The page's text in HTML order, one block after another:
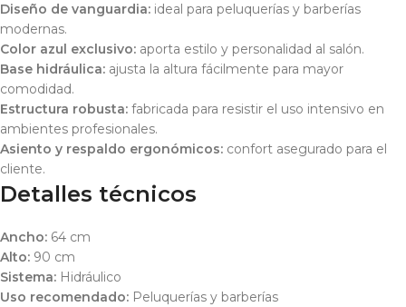
Diseño de vanguardia: ideal para peluquerías y barberías
modernas.
Color azul exclusivo: aporta estilo y personalidad al salón.
Base hidráulica: ajusta la altura fácilmente para mayor
comodidad.
Estructura robusta: fabricada para resistir el uso intensivo en
ambientes profesionales.
Asiento y respaldo ergonómicos: confort asegurado para el
cliente.
Detalles técnicos
Ancho: 64 cm
Alto: 90 cm
Sistema: Hidráulico
Uso recomendado: Peluquerías y barberías